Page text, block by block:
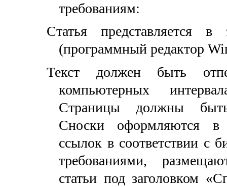
требованиям:
Статья представляется в
(программный редактор
Текст должен быть
компьютерных
Страницы должны
Сноски оформляются в
ссылок в соответствии с
требованиями,
статьи под заголовком